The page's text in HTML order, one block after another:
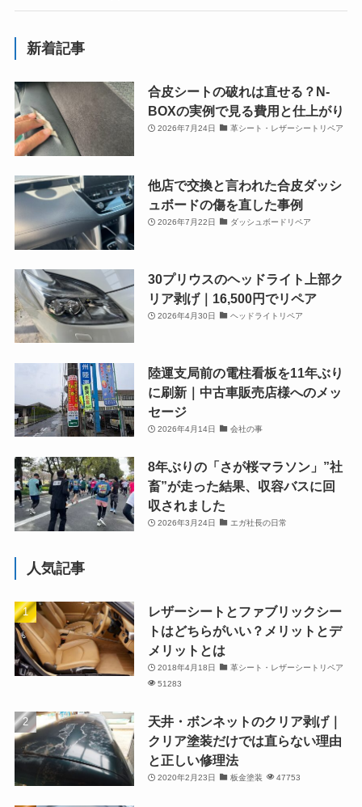
新着記事
合皮シートの破れは直せる？N-
BOXの実例で見る費用と仕上がり
2026年7月24日 革シート・レザーシートリペア
他店で交換と言われた合皮ダッシ
ュボードの傷を直した事例
2026年7月22日 ダッシュボードリペア
30プリウスのヘッドライト上部ク
リア剥げ｜16,500円でリペア
2026年4月30日 ヘッドライトリペア
陸運支局前の電柱看板を11年ぶり
に刷新｜中古車販売店様へのメッ
セージ
2026年4月14日 会社の事
8年ぶりの「さが桜マラソン」”社
畜”が走った結果、収容バスに回
収されました
2026年3月24日 エガ社長の日常
人気記事
レザーシートとファブリックシー
トはどちらがいい？メリットとデ
メリットとは
2018年4月18日
革シート・レザーシートリペア
51283
天井・ボンネットのクリア剥げ｜
クリア塗装だけでは直らない理由
と正しい修理法
2020年2月23日 板金塗装 47753